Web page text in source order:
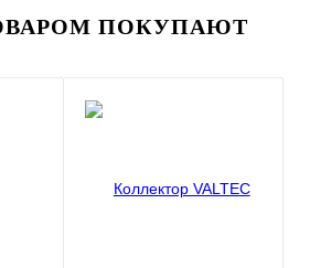
ПОКУПАЮТ